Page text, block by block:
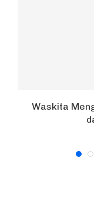
Waskita